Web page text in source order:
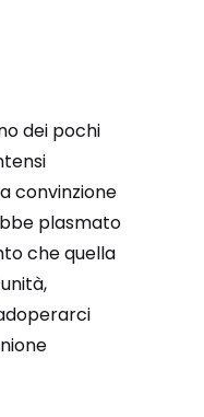
dei pochi
convinzione
plasmato
che quella